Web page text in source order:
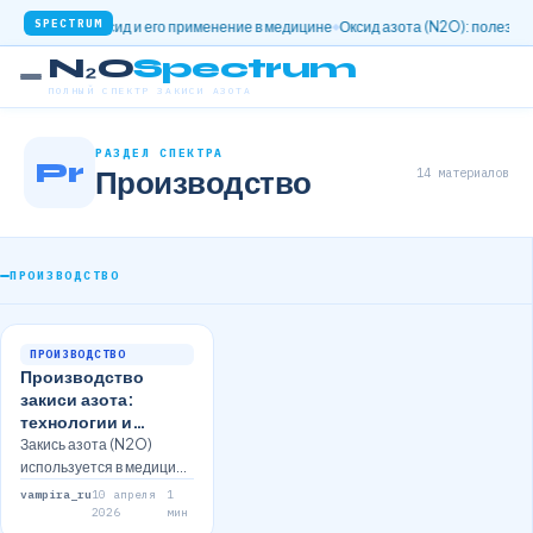
SPECTRUMи его применение в медицине Оксид азота (N2O): полезные
N₂OSpectrum
ПОЛНЫЙ СПЕКТР ЗАКИСИ АЗОТА
Pr
РАЗДЕЛ СПЕКТРА
Производство 14 материалов
ПРОИЗВОДСТВО
ПРОИЗВОДСТВО
Производство
закиси азота:
технологии и
преимущества
Закись азота (N2O)
используется в медицине
и пищевой
промышленности.
vampira_ru10 апреля
2026
1
мин